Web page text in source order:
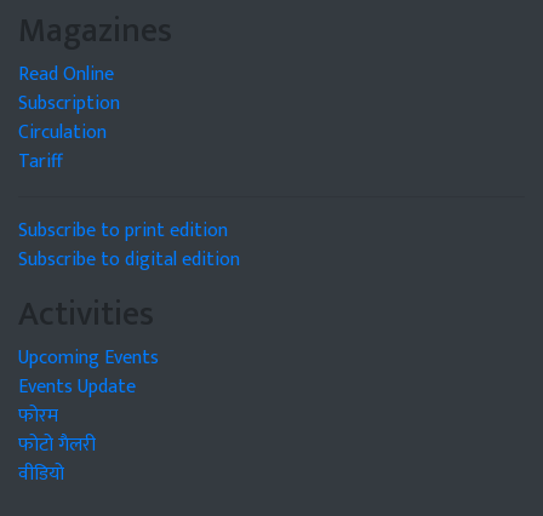
Magazines
Read Online
Subscription
Circulation
Tariff
Subscribe to print edition
Subscribe to digital edition
Activities
Upcoming Events
Events Update
फोरम
फोटो गैलरी
वीडियो